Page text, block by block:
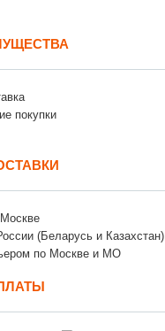
покупки
(Беларусь и Казахстан)
по Москве и МО